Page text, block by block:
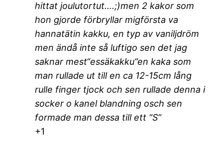
hittat joulutortut….;)men 2 kakor som
hon gjorde förbryllar migförsta va
hannatätin kakku, en typ av vaniljdröm
men ändå inte så luftigo sen det jag
saknar mest“essäkakku”en kaka som
man rullade ut till en ca 12-15cm lång
rulle finger tjock och sen rullade denna i
socker o kanel blandning osch sen
formade man dessa till ett “S”
+1